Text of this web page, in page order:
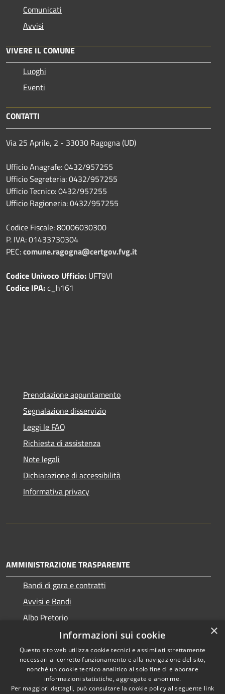
Comunicati
Avvisi
VIVERE IL COMUNE
Luoghi
Eventi
CONTATTI
Via 25 Aprile, 2 - 33030 Ragogna (UD)
Ufficio Anagrafe: 0432/957255
Ufficio Segreteria: 0432/957255
Ufficio Tecnico: 0432/957255
Ufficio Ragioneria: 0432/957255
Codice Fiscale: 80006030300
P. IVA: 01433730304
PEC:comune.ragogna@certgov.fvg.it
Codice Univoco Ufficio: UFT9VI
Codice IPA:c_h161
Prenotazione appuntamento
Segnalazione disservizio
Leggi le FAQ
Richiesta di assistenza
Note legali
Dichiarazione di accessibilità
Informativa privacy
AMMINISTRAZIONE TRASPARENTE
Bandi di gara e contratti
Avvisi e Bandi
Albo Pretorio
Accessibilità
Copyright © 2026 • Comune di
Ragogna • Powered by
×
Informazioni sui cookie
Questo sito web utilizza cookie tecnici e assimilati strettamente
necessari al corretto funzionamento e alla navigazione del sito,
nonché un cookie tecnico analitico al solo fine di elaborare
informazioni statistiche, aggregate e anonime.
Per maggiori dettagli, può consultare la cookie policy al seguente link